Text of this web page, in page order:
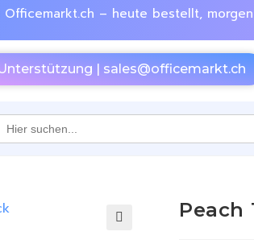
– heute bestellt, morgen
| sales@officemarkt.ch
for:
Peach